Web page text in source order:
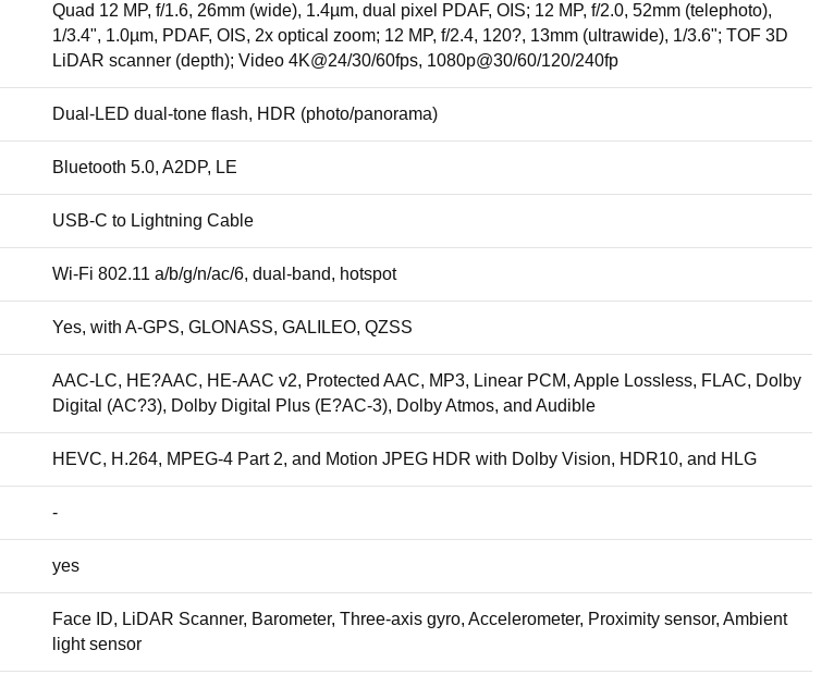
Quad 12 MP, f/1.6, 26mm (wide), 1.4µm, dual pixel PDAF, OIS; 12 MP, f/2.0, 52mm (telephoto),
1/3.4", 1.0µm, PDAF, OIS, 2x optical zoom; 12 MP, f/2.4, 120?, 13mm (ultrawide), 1/3.6"; TOF 3D
LiDAR scanner (depth); Video 4K@24/30/60fps, 1080p@30/60/120/240fp
Dual-LED dual-tone flash, HDR (photo/panorama)
Bluetooth 5.0, A2DP, LE
USB-C to Lightning Cable
Wi-Fi 802.11 a/b/g/n/ac/6, dual-band, hotspot
Yes, with A-GPS, GLONASS, GALILEO, QZSS
AAC-LC, HE?AAC, HE-AAC v2, Protected AAC, MP3, Linear PCM, Apple Lossless, FLAC, Dolby
Digital (AC?3), Dolby Digital Plus (E?AC-3), Dolby Atmos, and Audible
HEVC, H.264, MPEG-4 Part 2, and Motion JPEG HDR with Dolby Vision, HDR10, and HLG
-
yes
Face ID, LiDAR Scanner, Barometer, Three-axis gyro, Accelerometer, Proximity sensor, Ambient
light sensor